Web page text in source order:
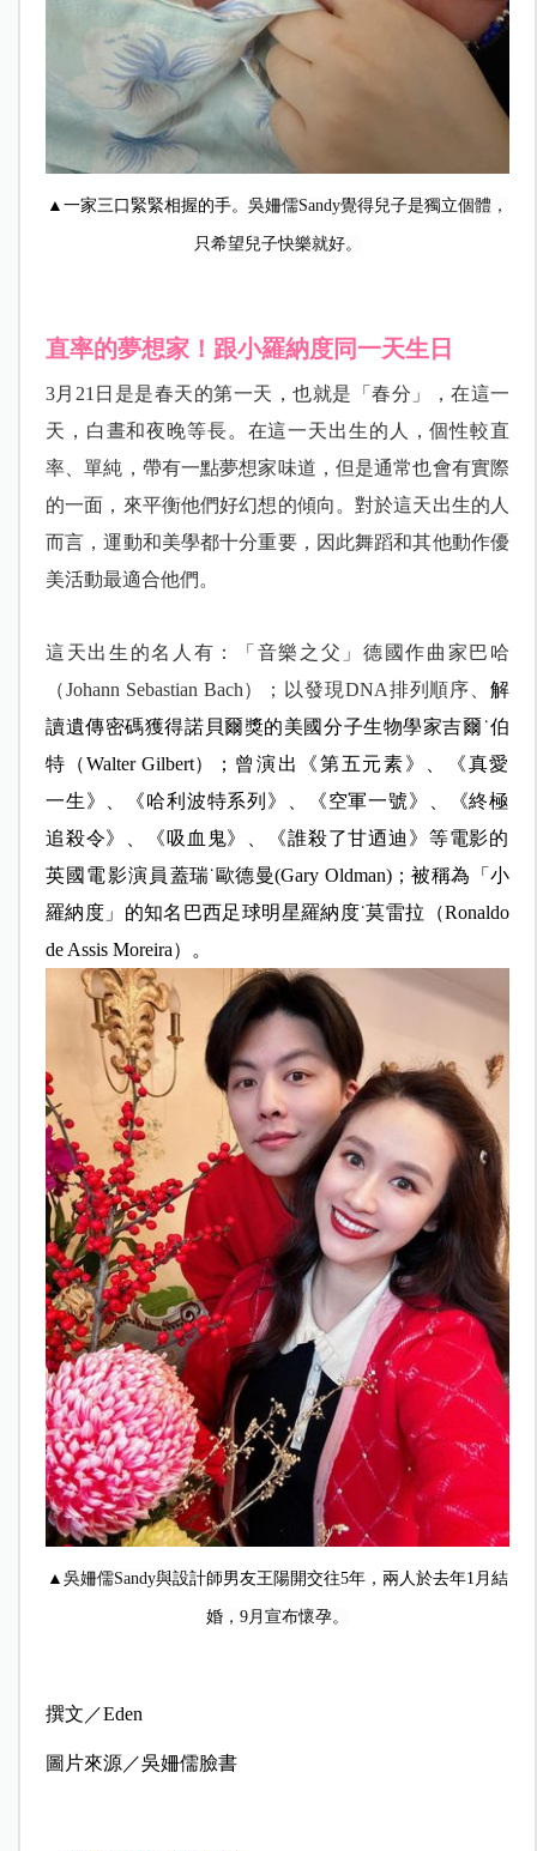
▲一家三口緊緊相握的手。 吳姍儒Sandy覺得兒子是獨立個體，
只希望兒子快樂就好。
直率的夢想家！跟小羅納度同一天生日
3月21日是是春天的第一天，也就是「春分」，在這一
天，白晝和夜晚等長。在這一天出生的人，個性較直
率、單純，帶有一點夢想家味道，但是通常也會有實際
的一面，來平衡他們好幻想的傾向。對於這天出生的人
而言，運動和美學都十分重要，因此舞蹈和其他動作優
美活動最適合他們。
這天出生的名人有：「音樂之父」德國作曲家巴哈
（Johann Sebastian Bach）；以發現DNA排列順序、解
讀遺傳密碼獲得諾貝爾獎的美國分子生物學家吉爾 ˙伯
特（Walter Gilbert）； 曾演出《第五元素》、《真愛
一生》、《哈利波特系列》、《空軍一號》、《終極
追殺令》、《吸血鬼》、《誰殺了甘迺迪》等電影的
英國電影演員 蓋瑞˙歐德曼(Gary Oldman)；被稱為「小
羅納度」的知名巴西足球明星羅納度˙莫雷拉 （Ronaldo
de Assis Moreira）。
▲ 吳姍儒Sandy與設計師男友王陽開交往5年，兩人於去年1月結
婚 ，9月宣布懷孕。
撰文／Eden
圖片來源／吳姍儒臉書